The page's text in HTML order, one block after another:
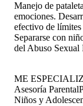
Manejo de
emociones.
efectivo de
Separarse con
del Abuso Sexual
ME
Asesoría Parental
Niños y